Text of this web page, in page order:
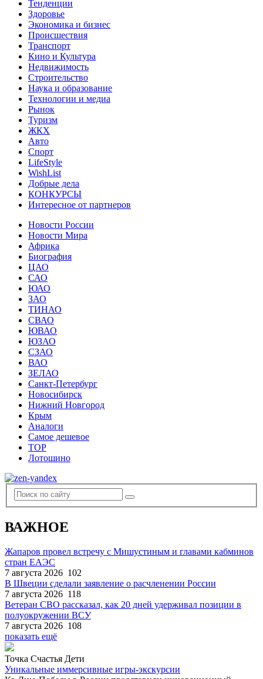
Тенденции
Здоровье
Экономика и бизнес
Происшествия
Транспорт
Кино и Культура
Недвижимость
Строительство
Наука и образование
Технологии и медиа
Рынок
Туризм
ЖКХ
Авто
Спорт
LifeStyle
WishList
Добрые дела
КОНКУРСЫ
Интересное от партнеров
Новости России
Новости Мира
Африка
Биография
ЦАО
САО
ЮАО
ЗАО
ТИНАО
СВАО
ЮВАО
ЮЗАО
СЗАО
ВАО
ЗЕЛАО
Санкт-Петербург
Новосибирск
Нижний Новгород
Крым
Аналоги
Самое дешевое
TOP
Лотошино
ВАЖНОЕ
Жапаров провел встречу с Мишустиным и главами кабминов
стран ЕАЭС
7 августа 2026 102
В Швеции сделали заявление о расчленении России
7 августа 2026 118
Ветеран СВО рассказал, как 20 дней удерживал позиции в
полуокружении ВСУ
7 августа 2026 108
показать ещё
Точка Счастья Дети
Уникальные иммерсивные игры-экскурсии